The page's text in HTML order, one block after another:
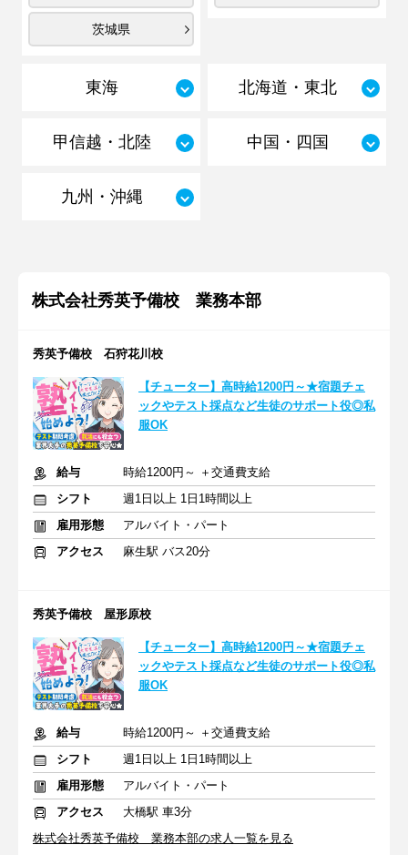
茨城県
東海 北海道・東北
甲信越・北陸 中国・四国
九州・沖縄
株式会社秀英予備校 業務本部
秀英予備校 石狩花川校
【チューター】高時給1200円～★宿題チェ
ックやテスト採点など生徒のサポート役◎私
服OK
給与
時給1200円～ ＋交通費支給
シフト
週1日以上 1日1時間以上
雇用形態
アルバイト・パート
アクセス
麻生駅 バス20分
秀英予備校 屋形原校
【チューター】高時給1200円～★宿題チェ
ックやテスト採点など生徒のサポート役◎私
服OK
給与
時給1200円～ ＋交通費支給
シフト
週1日以上 1日1時間以上
雇用形態
アルバイト・パート
アクセス
大橋駅 車3分
株式会社秀英予備校 業務本部の求人一覧を見る